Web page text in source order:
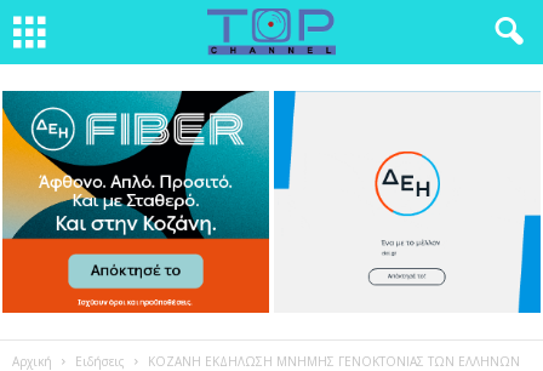
Αρχική Ειδήσεις
ΚΟΖΑΝΗ ΕΚΔΗΛΩΣΗ ΜΝΗΜΗΣ ΓΕΝΟΚΤΟΝΙΑΣ ΤΩΝ ΕΛΛΗΝΩΝ